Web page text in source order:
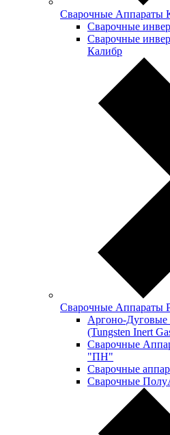
Сварочные
Сварочные
Сварочные
Калибр
Сварочные
Аргоно-Дуговые
(Tungsten Inert
Сварочные
"ПН"
Сварочные
Сварочные